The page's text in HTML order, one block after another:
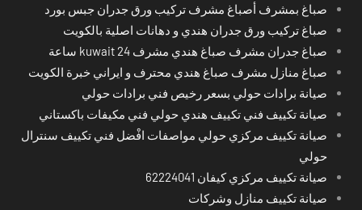
صباغ بمشرف أصباغ مشرف تركيب ورق جدران جبس بورد
صباغ تركيب ورق جدران هندي و دهانات اصلية بالكويت
صباغ جدران مشرف صباغ هندي مشرف kuwait 24 ساعة
صباغ منازل مشرف صباغ هندي محترف و ايراني خبرة الكويت
صيانة برادات حولي بسعر رخيص فني برادات حولي
صيانة تكييف فني تكييف هندي حولي فني مكيفات باكستاني
صيانة تكييف مركزي حولي مواصفات افْضل فني تكييف سنترال
حولي
صيانة تكييف مركزي كيفان 62224041
صيانة تكييف منازل وشركات